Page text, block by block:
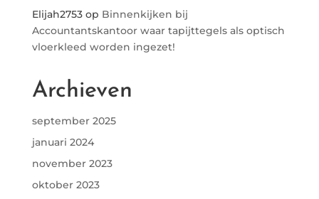
Elijah2753op Binnenkijken bij
Accountantskantoor waar tapijttegels als optisch
vloerkleed worden ingezet!
Archieven
september 2025
januari 2024
november 2023
oktober 2023